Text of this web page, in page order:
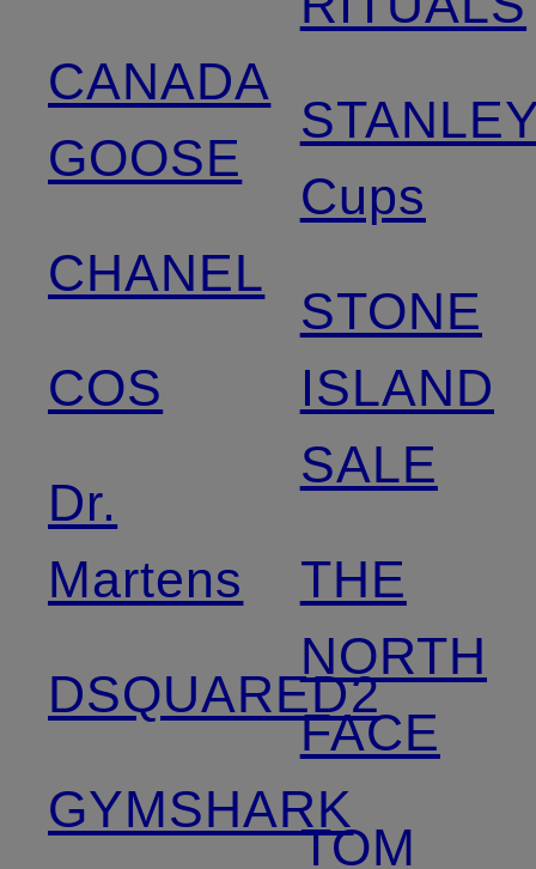
CANADA
GOOSE
CHANEL
COS
Dr.
Martens
DSQUARED2
GYMSHARK
Cups
STONE
ISLAND
SALE
THE
NORTH
FACE
TOM